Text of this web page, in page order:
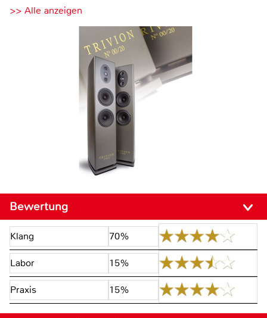
>> Alle anzeigen
Bewertung
Klang 70%
Labor 15%
Praxis 15%